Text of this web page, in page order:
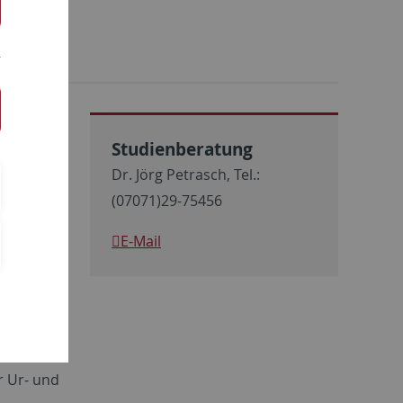
Am
und
Ur- und
Studienberatung
Dr. Jörg Petrasch, Tel.:
(07071)29-75456
E-Mail